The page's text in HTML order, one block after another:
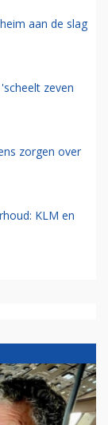
aan de slag
zeven
zorgen over
KLM en